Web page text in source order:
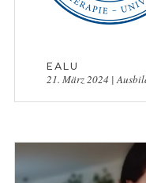
EALU
21. März 2024 |